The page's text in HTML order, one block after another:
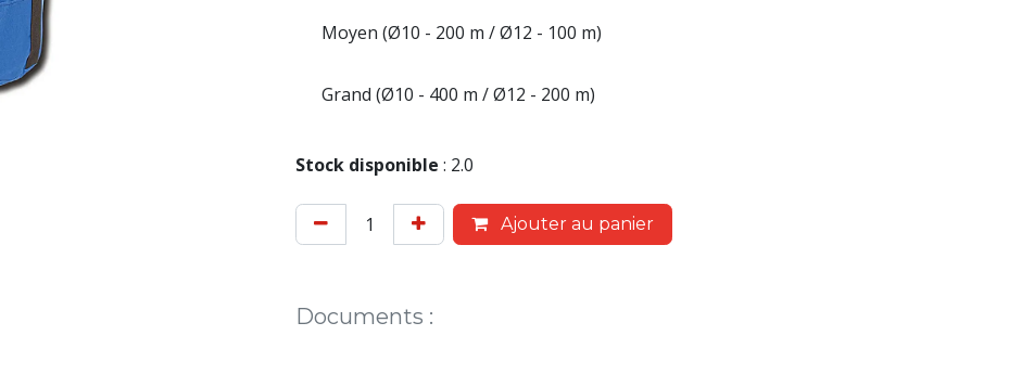
Moyen (Ø10 - 200 m / Ø12 - 100 m)
Grand (Ø10 - 400 m / Ø12 - 200 m)
Stock disponible : 2.0
Ajouter au panier
Documents :